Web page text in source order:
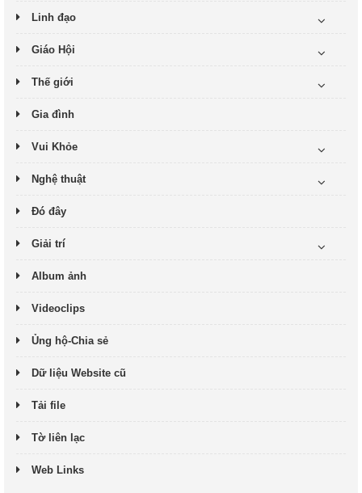
Linh đạo
Giáo Hội
Thế giới
Gia đình
Vui Khỏe
Nghệ thuật
Đó đây
Giải trí
Album ảnh
Videoclips
Ủng hộ-Chia sẻ
Dữ liệu Website cũ
Tải file
Tờ liên lạc
Web Links